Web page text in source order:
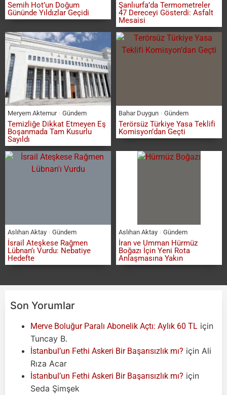
Semih Hot’un Doğum
Gününde Yıldızlar Geçidi
Şanlıurfa’da Termometreler
47 Dereceyi Gösterdi: Asfalt
Mesaisi
Meryem Aktemur Gündem
Temizliğe Dikkat Etmeyen Eş
Boşanmada Tam Kusurlu
Sayıldı
Bahar Duygun Gündem
Terörsüz Türkiye Yasa Teklifi
Komisyon’dan Geçti
Aslıhan Aktay Gündem
İsrail Ateşkese Rağmen
Lübnan’ı Vurdu: Nebatiye
Hedefte
Aslıhan Aktay Gündem
İran ve Umman Hürmüz
Boğazı İçin Yeni Rota
Anlaşmasına Yakın
Son Yorumlar
Merve Boluğur Paralı Abonelik Açtı: Aylık 60 TL için
Tuncay B.
İstanbul’un Fethi Askeri Bir Başarısızlık mı? için Ali
Rıza Acar
İstanbul’un Fethi Askeri Bir Başarısızlık mı? için
Seda Şimşek